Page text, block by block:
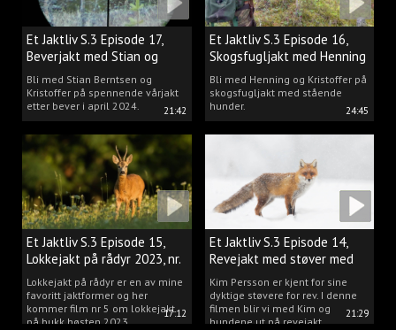
21:42
Et Jaktliv S.3 Episode 17,
Beverjakt med Stian og
Kristoffer
Bli med Stian Berntsen og
Kristoffer på spennende vårjakt
etter bever i april 2024.
24:45
Et Jaktliv S.3 Episode 16,
Skogsfugljakt med Henning
Mathisen
Bli med Henning og Kristoffer på
skogsfugljakt med stående
hunder.
17:12
Et Jaktliv S.3 Episode 15,
Lokkejakt på rådyr 2023, nr.
5Lokkejakt på rådyr er en av mine
favoritt jaktformer og her
kommer film nr 5 om lokkejakt
på bukk høsten 2023.
21:29
Et Jaktliv S.3 Episode 14,
Revejakt med støver med
Kim Persson
Kim Persson er kjent for sine
dyktige støvere for rev. I denne
filmen blir vi med Kim og
hundene ut på revejakt.